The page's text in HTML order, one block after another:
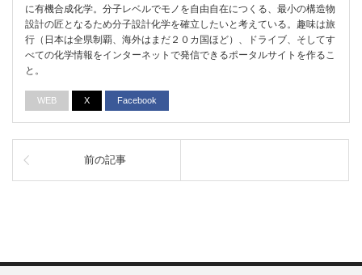
に有機合成化学。分子レベルでモノを自由自在につくる、最小の構造物
設計の匠となるため分子設計化学を確立したいと考えている。趣味は旅
行（日本は全県制覇、海外はまだ２０カ国ほど）、ドライブ、そしてす
べての化学情報をインターネットで発信できるポータルサイトを作るこ
と。
WEB X Facebook
前の記事